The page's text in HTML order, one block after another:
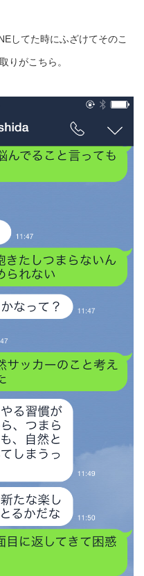
してた時にふざけてそのこ
りがこちら。